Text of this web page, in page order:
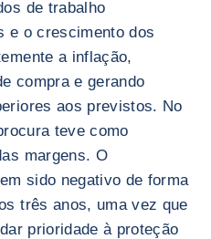
de trabalho
e o crescimento dos
a inflação,
compra e gerando
aos previstos. No
teve como
margens. O
sido negativo de forma
três anos, uma vez que
prioridade à proteção